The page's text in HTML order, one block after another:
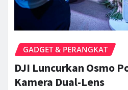
GADGET & PERANGKAT
DJI Luncurkan Osmo
Kamera Dual-Lens